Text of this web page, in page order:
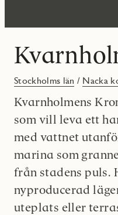
Stockholms län / Nacka
Kvarnholmens
som vill leva ett
med vattnet
marina som
från stadens puls.
nyproducerad
uteplats eller